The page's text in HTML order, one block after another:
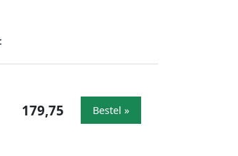
179,75 Bestel »